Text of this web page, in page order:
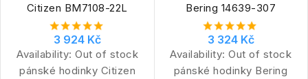
Citizen BM7108-22L
3 924 Kč
Availability: Out of stock
pánské hodinky Citizen
Bering 14639-307
3 324 Kč
Availability: Out of stock
pánské hodinky Bering